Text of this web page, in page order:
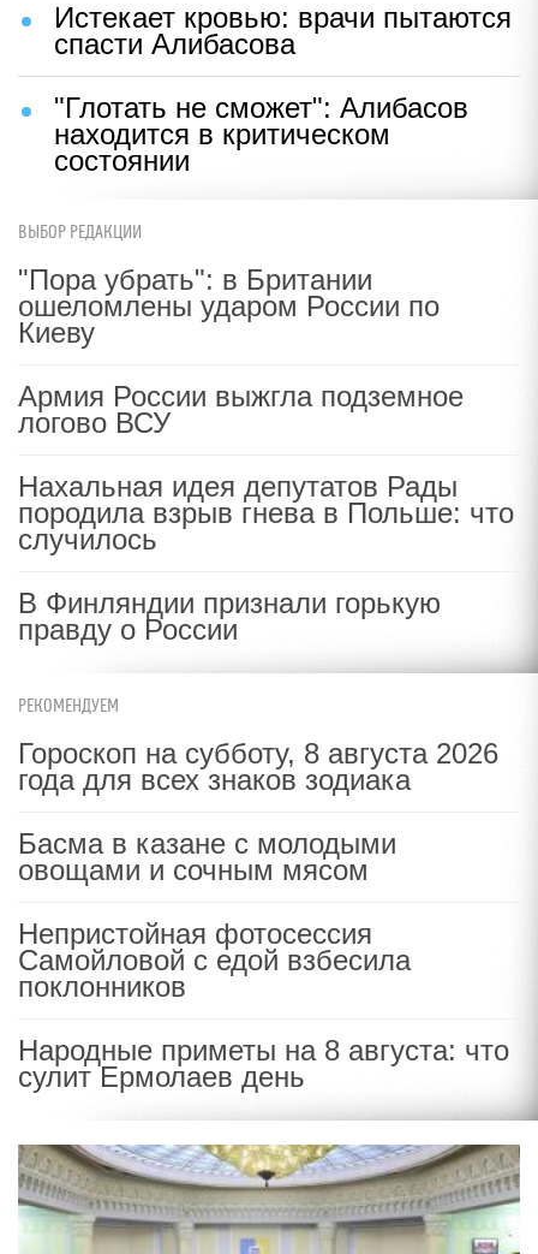
Истекает кровью: врачи пытаются
спасти Алибасова
"Глотать не сможет": Алибасов
находится в критическом
состоянии
ВЫБОР РЕДАКЦИИ
"Пора убрать": в Британии
ошеломлены ударом России по
Киеву
Армия России выжгла подземное
логово ВСУ
Нахальная идея депутатов Рады
породила взрыв гнева в Польше: что
случилось
В Финляндии признали горькую
правду о России
РЕКОМЕНДУЕМ
Гороскоп на субботу, 8 августа 2026
года для всех знаков зодиака
Басма в казане с молодыми
овощами и сочным мясом
Непристойная фотосессия
Самойловой с едой взбесила
поклонников
Народные приметы на 8 августа: что
сулит Ермолаев день